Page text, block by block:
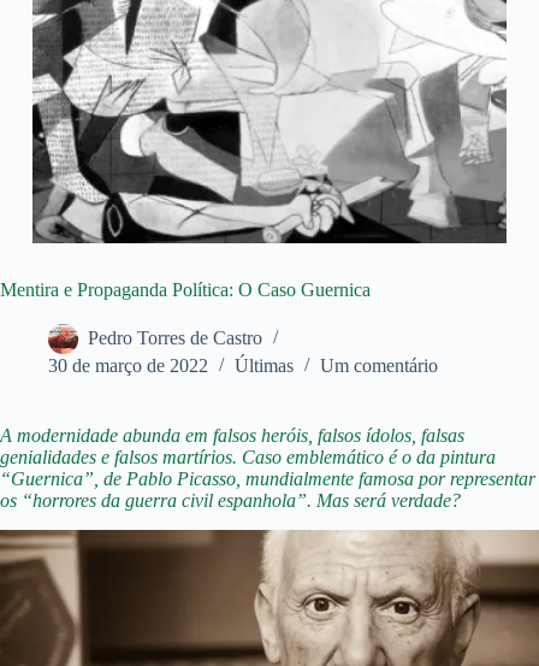
Mentira e Propaganda Política: O Caso Guernica
Pedro Torres de Castro
30 de março de 2022
Últimas Um comentário
A modernidade abunda em falsos heróis, falsos ídolos, falsas
genialidades e falsos martírios. Caso emblemático é o da pintura
“Guernica”, de Pablo Picasso, mundialmente famosa por representar
os “horrores da guerra civil espanhola”. Mas será verdade?